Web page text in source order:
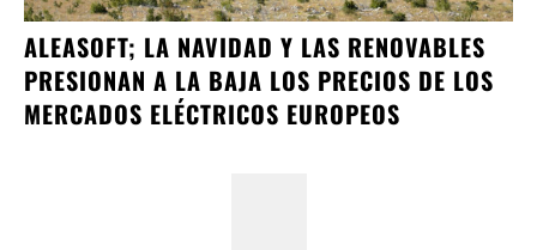
ALEASOFT; LA NAVIDAD Y LAS RENOVABLES
PRESIONAN A LA BAJA LOS PRECIOS DE LOS
MERCADOS ELÉCTRICOS EUROPEOS